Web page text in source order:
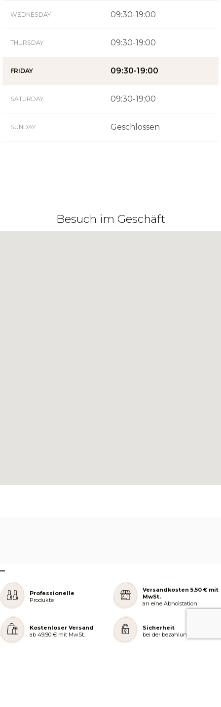
WEDNESDAY 09:30-19:00
THURSDAY 09:30-19:00
FRIDAY 09:30-19:00
SATURDAY 09:30-19:00
SUNDAY Geschlossen
Besuch im Geschäft
–
Professionelle
Produkte
Versandkosten 5,50 € mit
MwSt.
an eine Abholstation
Kostenloser Versand
ab 49,90 € mit MwSt.
Sicherheit
bei der bezahlung